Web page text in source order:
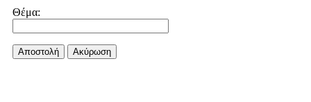
Θέμα:
Αποστολή Aκύρωση